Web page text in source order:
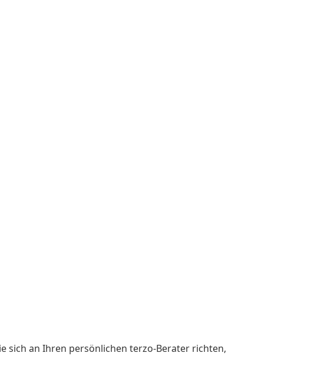
sich an Ihren persönlichen terzo-Berater richten,